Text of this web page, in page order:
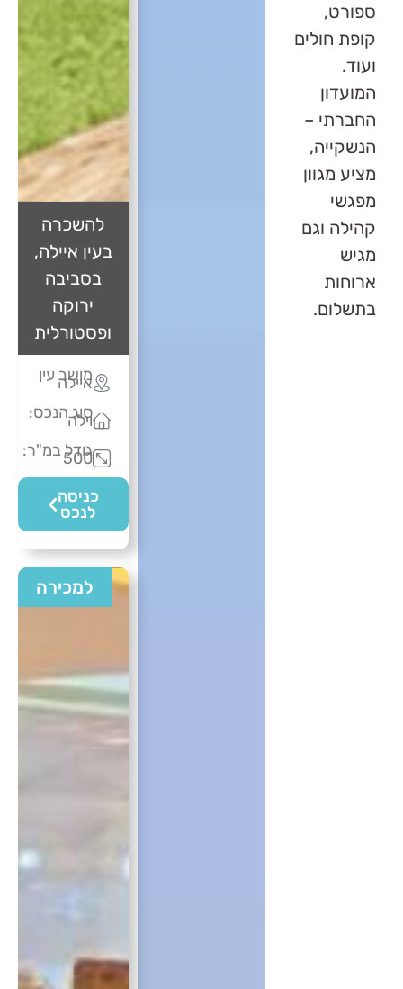
ספורט,
קופת חולים
ועוד.
המועדון
החברתי –
הנשקייה,
מציע מגוון
מפגשי
קהילה וגם
מגיש
ארוחות
בתשלום.
להשכרה
בעין איילה,
בסביבה
ירוקה
ופסטורלית
מושב עין
איילה
סוג הנכס:
וילה
גודל במ"ר:
500
כניסה
לנכס
למכירה